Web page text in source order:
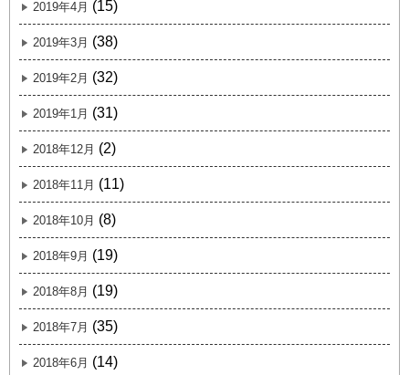
2019年4月 (15)
2019年3月 (38)
2019年2月 (32)
2019年1月 (31)
2018年12月 (2)
2018年11月 (11)
2018年10月 (8)
2018年9月 (19)
2018年8月 (19)
2018年7月 (35)
2018年6月 (14)